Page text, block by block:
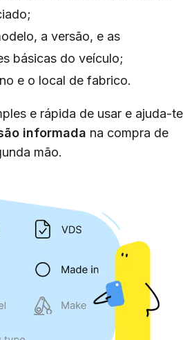
a versão, e as
básicas do veículo;
e o local de fabrico.
e rápida de usar e ajuda-te
informada na compra de
mão.